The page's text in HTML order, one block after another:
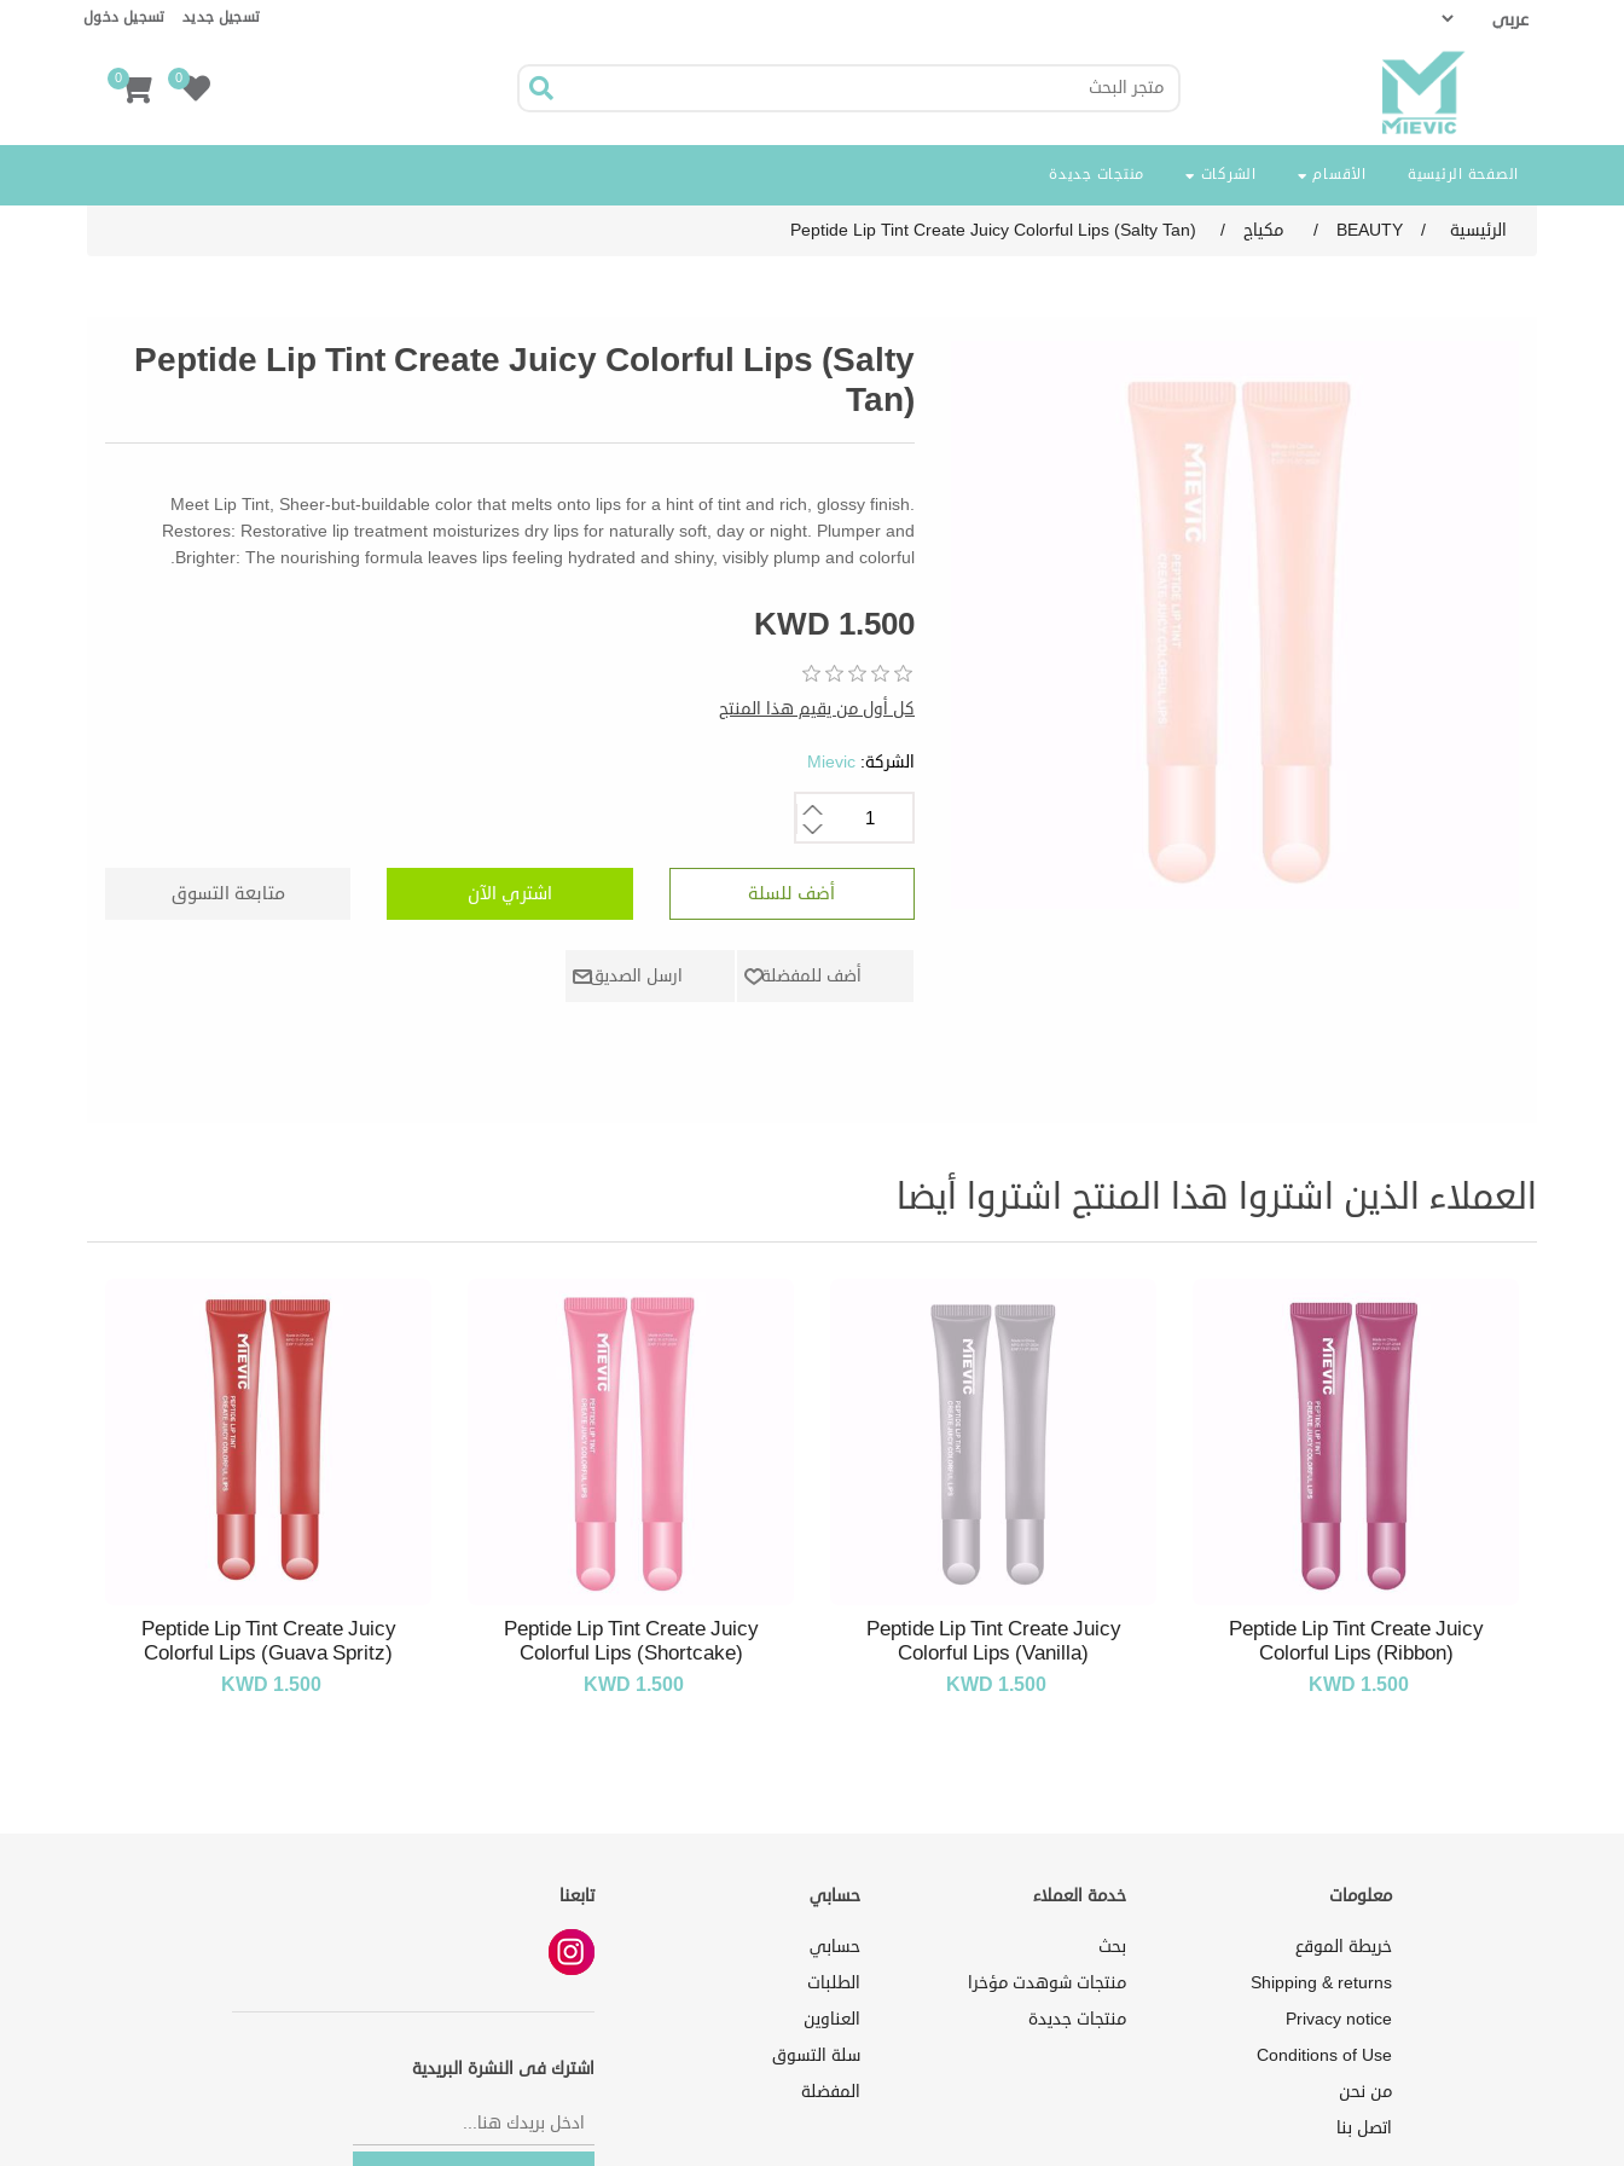
تسجيل جديد تسجيل دخول
الصفحة الرئيسية الأقسام الشركات منتجات جديدة
0
0
الرئيسية /
BEAUTY
/ مكياج /
Peptide Lip Tint Create Juicy Colorful Lips (Salty Tan)
Peptide Lip Tint Create Juicy Colorful Lips (Salty
Tan)
Meet Lip Tint, Sheer-but-buildable color that melts onto lips for a hint of tint and rich, glossy finish.
Restores: Restorative lip treatment moisturizes dry lips for naturally soft, day or night. Plumper and
Brighter: The nourishing formula leaves lips feeling hydrated and shiny, visibly plump and colorful.
KWD 1.500
كل أول من يقيم هذا المنتج
الشركة: Mievic
العملاء الذين اشتروا هذا المنتج اشتروا أيضا
Peptide Lip Tint Create Juicy
Colorful Lips (Ribbon)
KWD 1.500
Peptide Lip Tint Create Juicy
Colorful Lips (Vanilla)
KWD 1.500
Peptide Lip Tint Create Juicy
Colorful Lips (Shortcake)
KWD 1.500
Peptide Lip Tint Create Juicy
Colorful Lips (Guava Spritz)
KWD 1.500
معلومات
خريطة الموقع
Shipping & returns
Privacy notice
Conditions of Use
من نحن
اتصل بنا
خدمة العملاء
بحث
منتجات شوهدت مؤخرا
منتجات جديدة
حسابي
حسابي
الطلبات
العناوين
سلة التسوق
المفضلة
تابعنا
اشترك فى النشرة البريدية